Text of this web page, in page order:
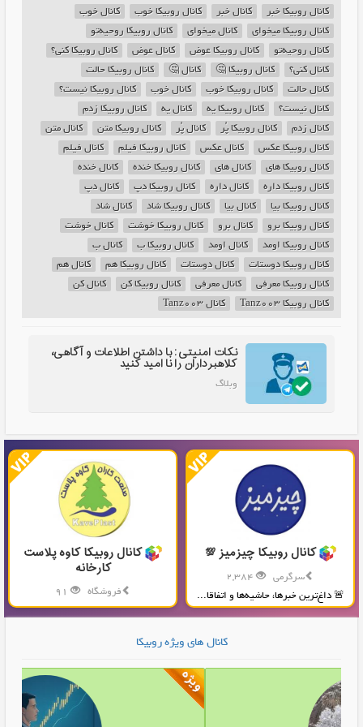
کانال روبیکا خبر کانال خبر کانال روبیکا خوب
کانال خوب
کانال روبیکا میخوای
کانال میخوای
کانال روبیکا روحیه‌تو
کانال روحیه‌تو
کانال روبیکا عوض کانال عوض
کانال روبیکا کنی؟
کانال کنی؟
کانال روبیکا 🤔 کانال 🤔
کانال روبیکا حالت
کانال حالت
کانال روبیکا خوب کانال خوب
کانال روبیکا نیست؟
کانال نیست؟
کانال روبیکا یه کانال یه
کانال روبیکا زدم
کانال زدم
کانال روبیکا پُر کانال پُر کانال روبیکا متن
کانال متن
کانال روبیکا عکس
کانال عکس کانال روبیکا فیلم
کانال فیلم
کانال روبیکا های
کانال های کانال روبیکا خنده
کانال خنده
کانال روبیکا داره
کانال داره کانال روبیکا دپ
کانال دپ
کانال روبیکا بیا‍
کانال بیا‍ کانال روبیکا شاد
کانال شاد
کانال روبیکا برو‍
کانال برو‍ کانال روبیکا خوشت
کانال خوشت
کانال روبیکا اومد
کانال اومد کانال روبیکا ب
کانال ب
کانال روبیکا دوستات
کانال دوستات کانال روبیکا هم
کانال هم
کانال روبیکا معرفی
کانال معرفی کانال روبیکا کن
کانال کن
کانال روبیکا Tanz003
کانال Tanz003
نکات امنیتی: با داشتن اطلاعات و آگاهی،
کلاهبرداران را نا امید کنید
وبلاگ
کانال روبیکا چیزمیز 💯
سرگرمی
🚨 داغ‌ترین خبرها، حاشیه‌ها و اتفاقا...
کانال روبیکا کاوه پلاست
کارخانه
فروشگاه
تولید و پخش محصولات پلاستیکی...
کانال های ویژه روبیکا